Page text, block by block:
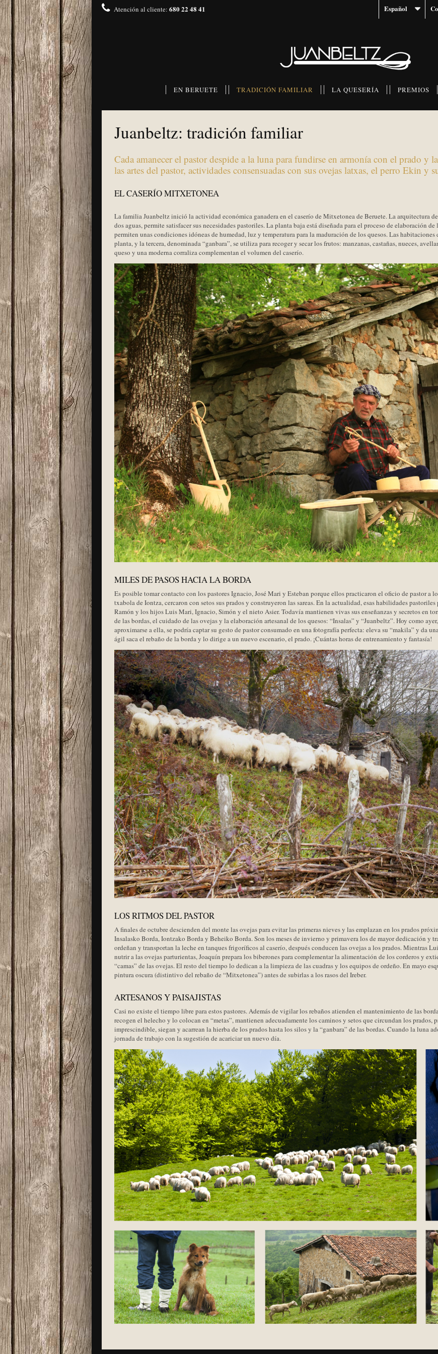
Atención al cliente: 680 22 48 41 Español
EN BERUETE TRADICIÓN FAMILIAR LA QUESERÍA PREMIOS
Juanbeltz: tradición familiar
Cada amanecer el pastor despide a la luna para fundirse en armonía con el prado y
las artes del pastor, actividades consensuadas con sus ovejas latxas, el perro Ekin y
EL CASERÍO MITXETONEA
La familia Juanbeltz inició la actividad económica ganadera en el caserío de Mitxetonea de Beruete. La arquitectura
dos aguas, permite satisfacer sus necesidades pastoriles. La planta baja está diseñada para el proceso de elaboración
permiten unas condiciones idóneas de humedad, luz y temperatura para la maduración de los quesos. Las
planta, y la tercera, denominada “ganbara”, se utiliza para recoger y secar los frutos: manzanas, castañas, nueces,
queso y una moderna corraliza complementan el volumen del caserío.
MILES DE PASOS HACIA LA BORDA
Es posible tomar contacto con los pastores Ignacio, José Mari y Esteban porque ellos practicaron el oficio de pastor a
txabola de Iontza, cercaron con setos sus prados y construyeron las sareas. En la actualidad, esas habilidades
Ramón y los hijos Luis Mari, Ignacio, Simón y el nieto Asier. Todavía mantienen vivas sus enseñanzas y secretos en
de las bordas, el cuidado de las ovejas y la elaboración artesanal de los quesos: “Insalas” y “Juanbeltz”. Hoy como
aproximarse a ella, se podría captar su gesto de pastor consumado en una fotografía perfecta: eleva su “makila” y da
ágil saca el rebaño de la borda y lo dirige a un nuevo escenario, el prado. ¡Cuántas horas de entrenamiento y fantasía!
LOS RITMOS DEL PASTOR
A finales de octubre descienden del monte las ovejas para evitar las primeras nieves y las emplazan en los prados
Insalasko Borda, Iontzako Borda y Beheiko Borda. Son los meses de invierno y primavera los de mayor dedicación y
ordeñan y transportan la leche en tanques frigoríficos al caserío, después conducen las ovejas a los prados. Mientras
nutrir a las ovejas parturientas, Joaquín prepara los biberones para complementar la alimentación de los corderos y
“camas” de las ovejas. El resto del tiempo lo dedican a la limpieza de las cuadras y los equipos de ordeño. En mayo
pintura oscura (distintivo del rebaño de “Mitxetonea”) antes de subirlas a los rasos del Ireber.
ARTESANOS Y PAISAJISTAS
Casi no existe el tiempo libre para estos pastores. Además de vigilar los rebaños atienden el mantenimiento de las
recogen el helecho y lo colocan en “metas”, mantienen adecuadamente los caminos y setos que circundan los prados,
imprescindible, siegan y acarrean la hierba de los prados hasta los silos y la “ganbara” de las bordas. Cuando la luna
jornada de trabajo con la sugestión de acariciar un nuevo día.